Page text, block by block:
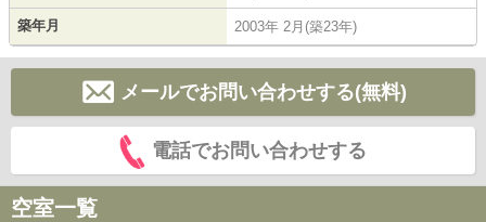
築年月 2003年 2月(築23年)
メールでお問い合わせする(無料)
電話でお問い合わせする
空室一覧